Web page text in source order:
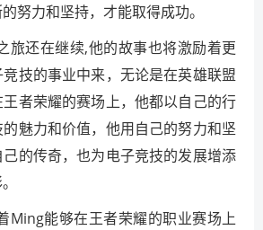
努力和坚持，才能取得成功。
旅还在继续,他的故事也将激励着更
技的事业中来，无论是在英雄联盟
者荣耀的赛场上，他都以自己的行
魅力和价值，他用自己的努力和坚
的传奇，也为电子竞技的发展增添
Ming能够在王者荣耀的职业赛场上